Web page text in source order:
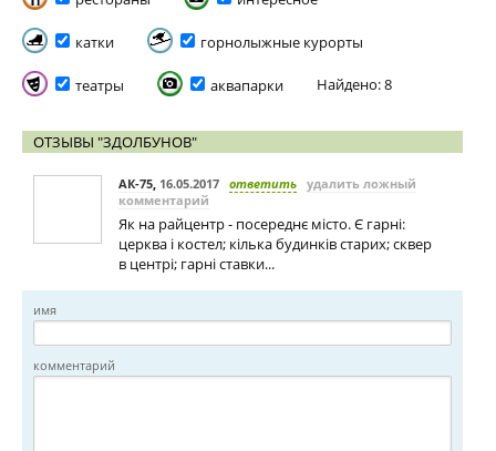
катки горнолыжные курорты
театры аквапарки Найдено: 8
ОТЗЫВЫ "ЗДОЛБУНОВ"
АК-75, 16.05.2017 ответить удалить ложный
комментарий
Як на райцентр - посереднє місто. Є гарні:
церква і костел; кілька будинків старих; сквер
в центрі; гарні ставки...
имя
комментарий